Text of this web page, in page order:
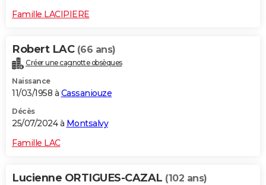
Famille LACIPIERE
Robert LAC (66 ans)
Créer une cagnotte obsèques
Naissance
11/03/1958 à Cassaniouze
Décès
25/07/2024 à Montsalvy
Famille LAC
Lucienne ORTIGUES-CAZAL (102 ans)